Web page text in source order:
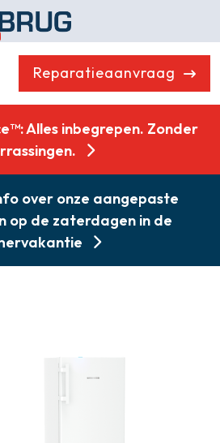
Reparatieaanvraag
Koelen & Vriezen
Koffiemachines
Stofzuigers
Klein huishoudelijk
Alles inbegrepen. Zonder
over onze aangepaste
op de zaterdagen in de